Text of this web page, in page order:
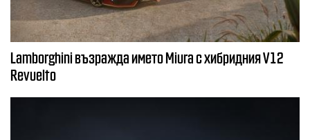
Lamborghini възражда името Miura с хибридния V12
Revuelto